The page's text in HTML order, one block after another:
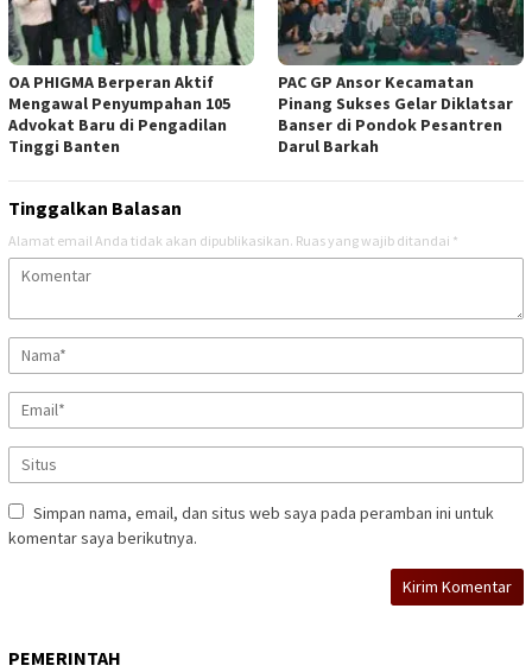
OA PHIGMA Berperan Aktif
Mengawal Penyumpahan 105
Advokat Baru di Pengadilan
Tinggi Banten
PAC GP Ansor Kecamatan
Pinang Sukses Gelar Diklatsar
Banser di Pondok Pesantren
Darul Barkah
Tinggalkan Balasan
Alamat email Anda tidak akan dipublikasikan. Ruas yang wajib ditandai *
Simpan nama, email, dan situs web saya pada peramban ini untuk
komentar saya berikutnya.
PEMERINTAH